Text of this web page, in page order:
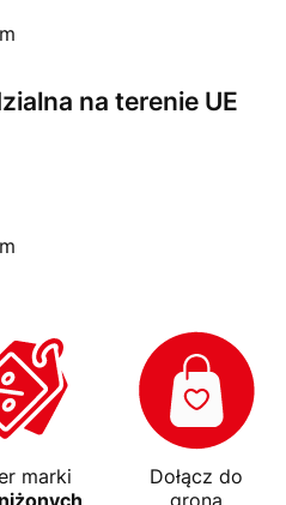
na terenie UE
marki
Dołącz do
grona